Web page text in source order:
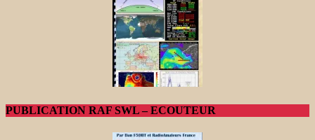
PUBLICATION RAF SWL – ECOUTEUR